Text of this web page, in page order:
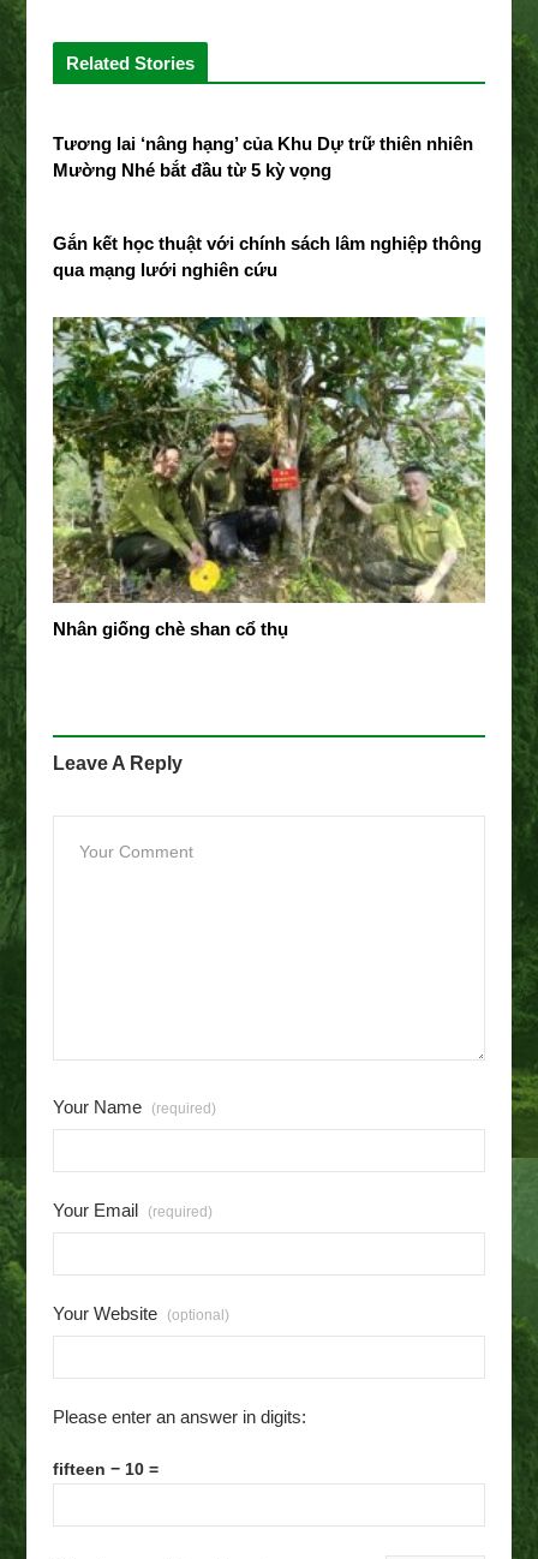
b
t
l
+
e
Related Stories
Tương lai ‘nâng hạng’ của Khu Dự trữ thiên nhiên
Mường Nhé bắt đầu từ 5 kỳ vọng
Gắn kết học thuật với chính sách lâm nghiệp thông
qua mạng lưới nghiên cứu
Nhân giống chè shan cổ thụ
Leave A Reply
Your Name (required)
Your Email (required)
Your Website (optional)
Please enter an answer in digits:
fifteen − 10 =